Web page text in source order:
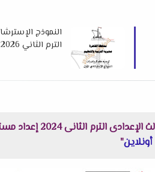
النموذج
الترم الثاني 2026 لمديرية التربية و التعليم بالقاهرة
مستر محمد كمال هنا عبر موقعنا "
أونلاين"